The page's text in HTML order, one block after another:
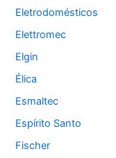
Eletrodomésticos
Elettromec
Elgin
Élica
Esmaltec
Espírito Santo
Fischer